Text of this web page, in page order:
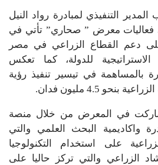
التنفيذي لمبادرة رواد النيل
فعاليات معرض ” صحاري” تأتي في
دعم القطاع الزراعي في مصر
للدولة، كما تعكس
بالمساهمة في تيسير تنفيذ رؤية
في المعرض من خلال منصة
واكاديمية البحث العلمي والتي
على استخدام التكنولوجيا
الزراعي والتي تركز حاليا على